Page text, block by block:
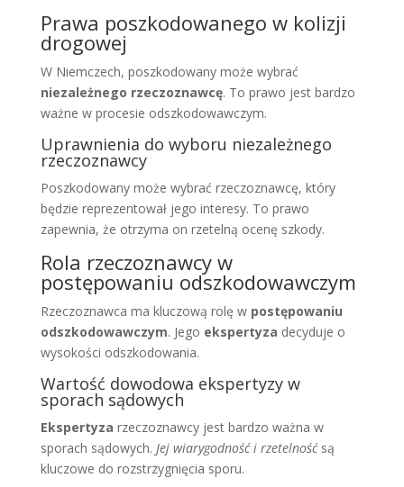
Prawa poszkodowanego w kolizji
drogowej
W Niemczech, poszkodowany może wybrać
niezależnego rzeczoznawcę. To prawo jest bardzo
ważne w procesie odszkodowawczym.
Uprawnienia do wyboru niezależnego
rzeczoznawcy
Poszkodowany może wybrać rzeczoznawcę, który
będzie reprezentował jego interesy. To prawo
zapewnia, że otrzyma on rzetelną ocenę szkody.
Rola rzeczoznawcy w
postępowaniu odszkodowawczym
Rzeczoznawca ma kluczową rolę w postępowaniu
odszkodowawczym. Jego ekspertyza decyduje o
wysokości odszkodowania.
Wartość dowodowa ekspertyzy w
sporach sądowych
Ekspertyza rzeczoznawcy jest bardzo ważna w
sporach sądowych. Jej wiarygodność i rzetelnośćsą
kluczowe do rozstrzygnięcia sporu.